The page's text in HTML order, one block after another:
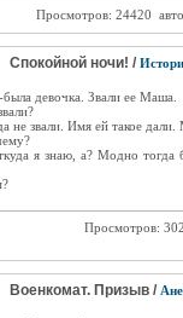
Просмотров: 24420
Спокойной ночи! /
девочка. Звали ее Маша.
не звали. Имя ей такое дали.
я знаю, а? Модно тогда
Просмотров:
Военкомат. Призыв /